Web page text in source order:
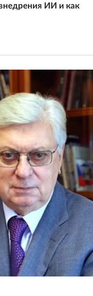
ИИ и как